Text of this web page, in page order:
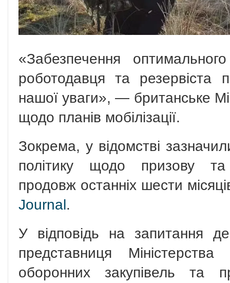
«Забезпечення
роботодавця та резервіста
нашої уваги», — британське
щодо планів мобілізації.
Зокрема, у відомстві
політику щодо призову та
продовж останніх шести
Journal.
У відповідь на запитання
представниця
оборонних закупівель та